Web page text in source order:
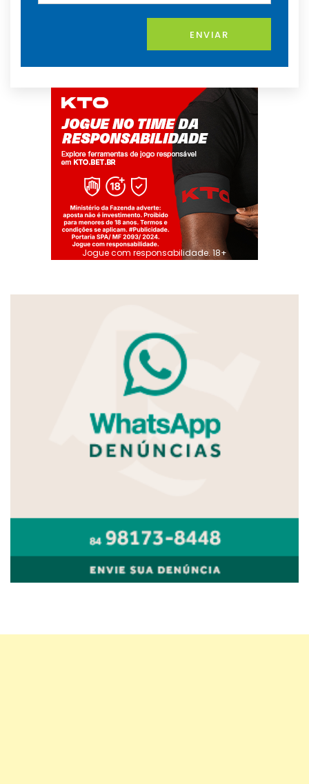
ENVIAR
Jogue com responsabilidade. 18+